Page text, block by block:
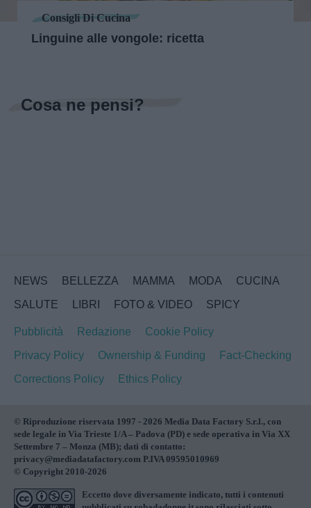
Consigli Di Cucina
Linguine alle vongole: ricetta
Cosa ne pensi?
NEWS BELLEZZA MAMMA MODA
CUCINA
SALUTE
LIBRI FOTO & VIDEO SPICY
Pubblicità Redazione
Cookie Policy
Privacy Policy
Ownership & Funding
Fact-Checking
Corrections Policy
Ethics Policy
© Riproduzione riservata 1997 - 2026 Media Data Factory S.r.l., con
sede legale in Via Trieste 1/A – Padova (PD) e sede operativa in Via XX
Settembre 7 – Monza (MB); dati di contatto:
privacy@mediadatafactory.com P.IVA 09595010969
© Copyright 2010-2026
Eccetto dove diversamente indicato, tutti i contenuti